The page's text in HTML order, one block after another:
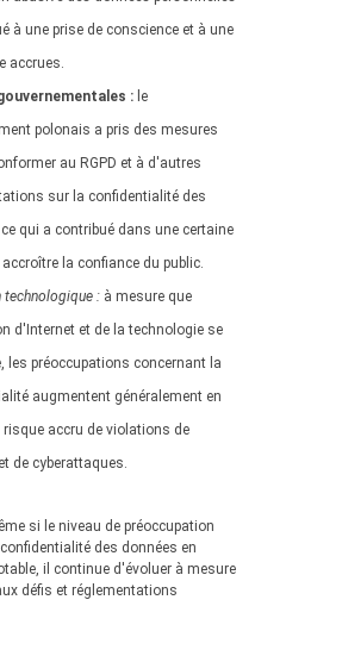
à une prise de conscience et à une
accrues.
: le
polonais a pris des mesures
au RGPD et à d'autres
sur la confidentialité des
qui a contribué dans une certaine
la confiance du public.
: à mesure que
d'Internet et de la technologie se
les préoccupations concernant la
augmentent généralement en
accru de violations de
de cyberattaques.
si le niveau de préoccupation
des données en
il continue d'évoluer à mesure
défis et réglementations